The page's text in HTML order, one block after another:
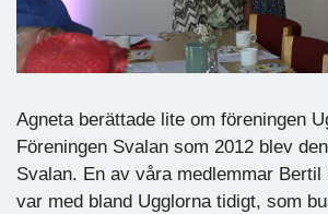
Agneta berättade lite om föreningen
Föreningen Svalan som 2012 blev
Svalan. En av våra medlemmar
var med bland Ugglorna tidigt, som